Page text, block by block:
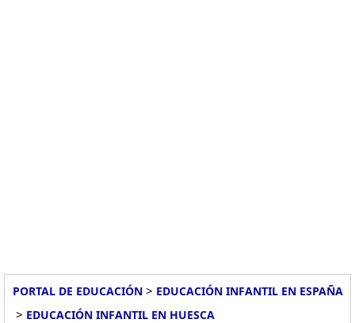
PORTAL DE EDUCACIÓN > EDUCACIÓN INFANTIL EN ESPAÑA
> EDUCACIÓN INFANTIL EN HUESCA